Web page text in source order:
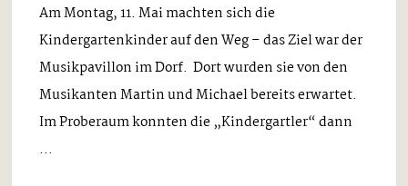
Am Montag, 11. Mai machten sich die
Kindergartenkinder auf den Weg – das Ziel war der
Musikpavillon im Dorf. Dort wurden sie von den
Musikanten Martin und Michael bereits erwartet.
Im Proberaum konnten die „Kindergartler“ dann
...